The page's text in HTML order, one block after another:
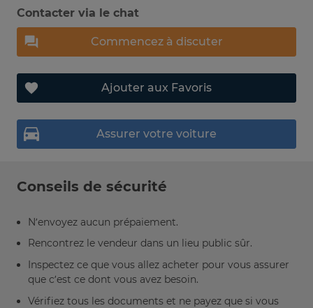
Contacter via le chat
Commencez à discuter
Ajouter aux Favoris
Assurer votre voiture
Conseils de sécurité
N’envoyez aucun prépaiement.
Rencontrez le vendeur dans un lieu public sûr.
Inspectez ce que vous allez acheter pour vous assurer
que c’est ce dont vous avez besoin.
Vérifiez tous les documents et ne payez que si vous